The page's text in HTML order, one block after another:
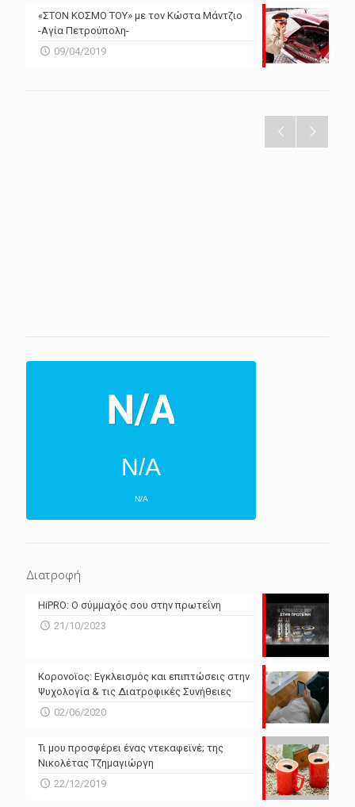
«ΣΤΟΝ ΚΟΣΜΟ ΤΟΥ» με τον Κώστα Μάντζιο
-Αγία Πετρούπολη-
09/04/2019
N/A
N/A
N/A
Powered by Forecast.io
Διατροφή
HiPRO: Ο σύμμαχός σου στην πρωτεΐνη
21/10/2023
Κορονοϊος: Εγκλεισμός και επιπτώσεις στην
Ψυχολογία & τις Διατροφικές Συνήθειες
02/06/2020
Τι μου προσφέρει ένας ντεκαφεϊνέ; της
Νικολέτας Τζημαγιώργη
22/12/2019